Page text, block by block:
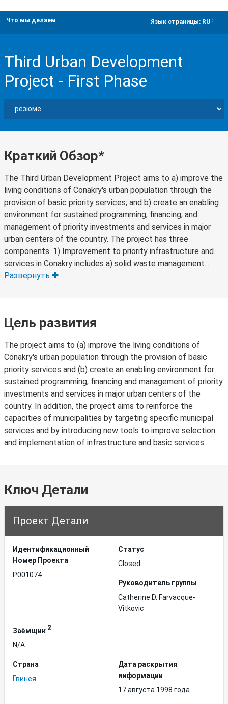
Что мы делаем Язык страницы: RU
Third Urban Development
Project - First Phase
Краткий Обзор*
The Third Urban Development Project aims to a) improve the
living conditions of Conakry's urban population through the
provision of basic priority services; and b) create an enabling
environment for sustained programming, financing, and
management of priority investments and services in major
urban centers of the country. The project has three
components. 1) Improvement to priority infrastructure and
services in Conakry includes a) solid waste management...
Развернуть
Цель развития
The project aims to (a) improve the living conditions of
Conakry's urban population through the provision of basic
priority services and (b) create an enabling environment for
sustained programming, financing and management of priority
investments and services in major urban centers of the
country. In addition, the project aims to reinforce the
capacities of municipalities by targeting specific municipal
services and by introducing new tools to improve selection
and implementation of infrastructure and basic services.
Ключ Детали
Проект Детали
Идентификационный
Hомер Проекта
P001074
Статус
Closed
Руководитель группы
Catherine D. Farvacque-
Vitkovic
Заёмщик 2
N/A
Страна
Гвинея
Дата раскрытия
информации
17 августа 1998 года